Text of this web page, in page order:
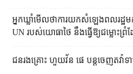
អ្នកឃ្លាំមើល​ថា​ការ​យក​សំឡេង​ពលរដ្
UN របស់​យោធា​ថៃ នឹង​ធ្វើ​ឱ្យ​ជម្លោះព្រំដ
ជនរងគ្រោះ ហួយវ័ន ផេ បន្ត​ចេញ​តវ៉